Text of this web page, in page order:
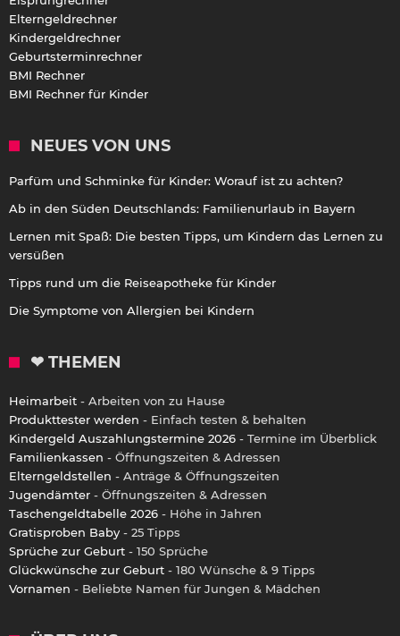
Elterngeldrechner
Kindergeldrechner
Geburtsterminrechner
BMI Rechner
BMI Rechner für Kinder
NEUES VON UNS
Parfüm und Schminke für Kinder: Worauf ist zu achten?
Ab in den Süden Deutschlands: Familienurlaub in Bayern
Lernen mit Spaß: Die besten Tipps, um Kindern das Lernen zu
versüßen
Tipps rund um die Reiseapotheke für Kinder
Die Symptome von Allergien bei Kindern
❤ THEMEN
Heimarbeit - Arbeiten von zu Hause
Produkttester werden - Einfach testen & behalten
Kindergeld Auszahlungstermine 2026 - Termine im Überblick
Familienkassen - Öffnungszeiten & Adressen
Elterngeldstellen - Anträge & Öffnungszeiten
Jugendämter - Öffnungszeiten & Adressen
Taschengeldtabelle 2026 - Höhe in Jahren
Gratisproben Baby - 25 Tipps
Sprüche zur Geburt - 150 Sprüche
Glückwünsche zur Geburt - 180 Wünsche & 9 Tipps
Vornamen - Beliebte Namen für Jungen & Mädchen